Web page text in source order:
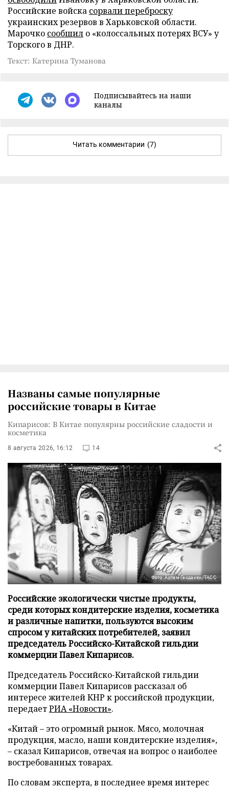
Российские войска сорвали переброску
украинских резервов в Харьковской области.
Марочко сообщил о «колоссальных потерях ВСУ» у
Торского в ДНР.
Текст: Катерина Туманова
Подписывайтесь на наши
каналы
Читать комментарии (7)
Названы самые популярные
российские товары в Китае
Кипарисов: В Китае популярны российские сладости и
косметика
8 августа 2026, 16:12 14
Фото: Артем Геодакян/ТАСС
Российские экологически чистые продукты,
среди которых кондитерские изделия, косметика
и различные напитки, пользуются высоким
спросом у китайских потребителей, заявил
председатель Российско-Китайской гильдии
коммерции Павел Кипарисов.
Председатель Российско-Китайской гильдии
коммерции Павел Кипарисов рассказал об
интересе жителей КНР к российской продукции,
передаетРИА «Новости».
«Китай – это огромный рынок. Мясо, молочная
продукция, масло, наши кондитерские изделия»,
– сказал Кипарисов, отвечая на вопрос о наиболее
востребованных товарах.
По словам эксперта, в последнее время интерес